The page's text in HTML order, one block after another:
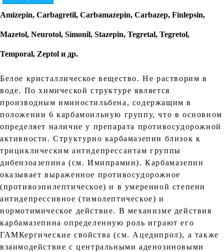
Amizepin, Carbagretil, Carbamazepin, Carbazep, Finlepsin,
Mazetol, Neurotol, Simonil, Stazepin, Tegretal, Tegretol,
Temporal, Zeptol и др.
Белое кристаллическое вещество. Не растворим в
воде. По химической структуре является
производным иминостильбена, содержащим в
положении 6 карбамоильную группу, что в основном
определяет наличие у препарата противосудорожной
активности. Структурно карбамазепин близок к
трициклическим антидепрессантам группы
дибензоазепина (см. Имипрамин). Карбамазепин
оказывает выраженное противосудорожное
(противоэпилептическое) и в умеренной степени
антидепрессивное (тимолептическое) и
нормотимическое действие. В механизме действия
карбамазепина определенную роль играют его
ГАМКергические свойства (см. Ацедипрол), а также
взаимодействие с центральными аденозиновыми